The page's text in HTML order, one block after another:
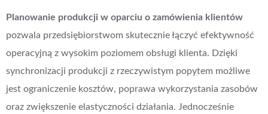
Planowanie produkcji w oparciu o zamówienia klientów
pozwala przedsiębiorstwom skutecznie łączyć efektywność
operacyjną z wysokim poziomem obsługi klienta. Dzięki
synchronizacji produkcji z rzeczywistym popytem możliwe
jest ograniczenie kosztów, poprawa wykorzystania zasobów
oraz zwiększenie elastyczności działania. Jednocześnie